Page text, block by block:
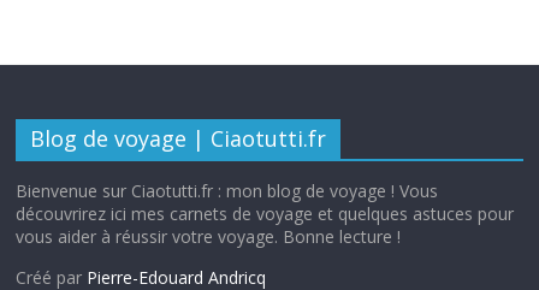
Blog de voyage | Ciaotutti.fr
Bienvenue sur Ciaotutti.fr : mon blog de voyage ! Vous
découvrirez ici mes carnets de voyage et quelques astuces pour
vous aider à réussir votre voyage. Bonne lecture !
Créé par Pierre-Edouard Andricq